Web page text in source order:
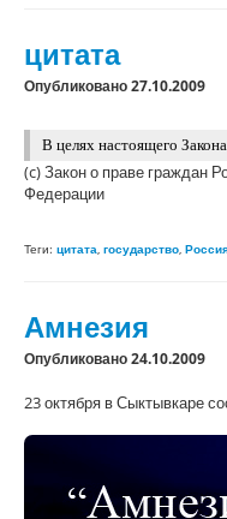
цитата
Опубликовано 27.10.2009
В целях настоящего
(c) Закон о праве граждан
Федерации
Теги: цитата государство
Амнезия
Опубликовано 24.10.2009
23 октября в Сыктывкаре